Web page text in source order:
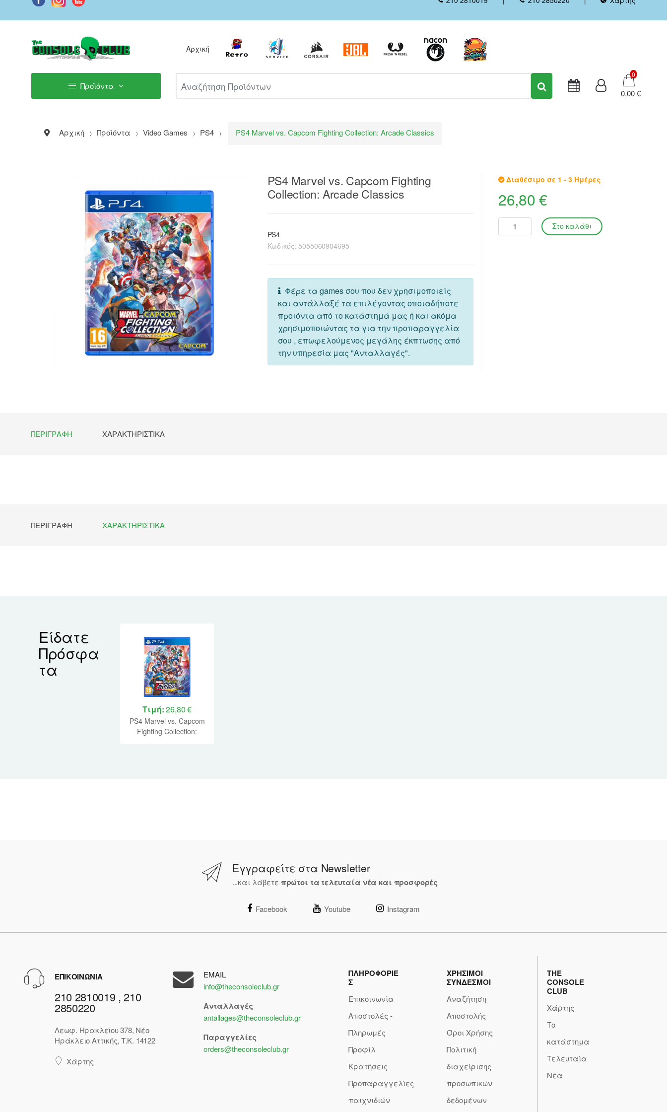
Αρχική
Προϊόντα
Καλάθι
0
0,00 €
Αρχική Προϊόντα Video Games PS4 PS4 Marvel vs. Capcom Fighting Collection: Arcade Classics
PS4 Marvel vs. Capcom Fighting
Collection: Arcade Classics
PS4
Κωδικός:5055060904695
Φέρε τα games σου που δεν χρησιμοποιείς
και αντάλλαξέ τα επιλέγοντας οποιαδήποτε
προιόντα από το κατάστημά μας ή και ακόμα
χρησιμοποιώντας τα για την προπαραγγελία
σου , επωφελούμενος μεγάλης έκπτωσης από
την υπηρεσία μας "Ανταλλαγές".
Διαθέσιμο σε 1 - 3 Ημέρες
26,80 €
ΠΕΡΙΓΡΑΦΉ ΧΑΡΑΚΤΗΡΙΣΤΙΚΆ
ΠΕΡΙΓΡΑΦΉ ΧΑΡΑΚΤΗΡΙΣΤΙΚΆ
Είδατε
Πρόσφα
τα
Τιμή:26,80 €
PS4 Marvel vs. Capcom
Fighting Collection:
Εγγραφείτε στα Newsletter
...και λάβετε πρώτοι τα τελευταία νέα και προσφορές
Facebook Youtube Instagram
ΕΠΙΚΟΙΝΩΝΙΑ
210 2810019 , 210
2850220
Λεωφ. Ηρακλείου 378, Νέο
Ηράκλειο Αττικής, Τ.Κ. 14122
Χάρτης
EMAIL
info@theconsoleclub.gr
Ανταλλαγές
antallages@theconsoleclub.gr
Παραγγελίες
orders@theconsoleclub.gr
ΠΛΗΡΟΦΟΡΙΕ
Σ
Επικοινωνία
Αποστολές -
Πληρωμές
Προφίλ
Κρατήσεις
Προπαραγγελίες
παιχνιδιών
ΧΡΗΣΙΜΟΙ
ΣΥΝΔΕΣΜΟΙ
Αναζήτηση
Αποστολής
Όροι Χρήσης
Πολιτική
διαχείρισης
προσωπικών
δεδομένων
THE
CONSOLE
CLUB
Χάρτης
Το
κατάστημα
Τελευταία
Νέα